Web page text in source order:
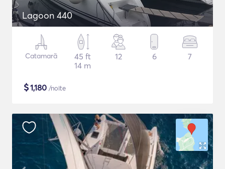
Lagoon 440
Catamarã
45 ft
14 m
12 6 7
$1,180 /noite